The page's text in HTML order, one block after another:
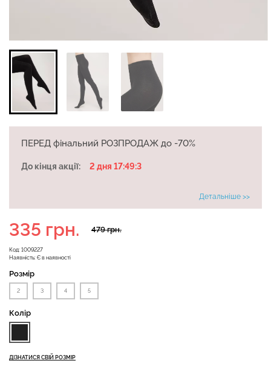
ПЕРЕД фінальний РОЗПРОДАЖ до -70%
До кінця акції: 2 дня 17:49:2
Детальніше >>
Код: 1009227
Наявність: Є в наявності
479 грн.
335 грн.
Розмір
2 3 4 5
Колір
ДІЗНАТИСЯ СВІЙ РОЗМІР
Безшовні легінси
482 грн.689 грн.
Велосипедки з високою
275 грн.549 грн.